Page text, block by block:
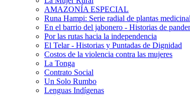
AMAZONÍA ESPECIAL
Runa Hampi: Serie radial de plantas
En el barrio del jabonero - Historias de
Por las rutas hacia la independencia
El Telar - Historias y Puntadas de Dignidad
Costos de la violencia contra las mujeres
La Tonga
Contrato Social
Un Solo Rumbo
Lenguas Indígenas